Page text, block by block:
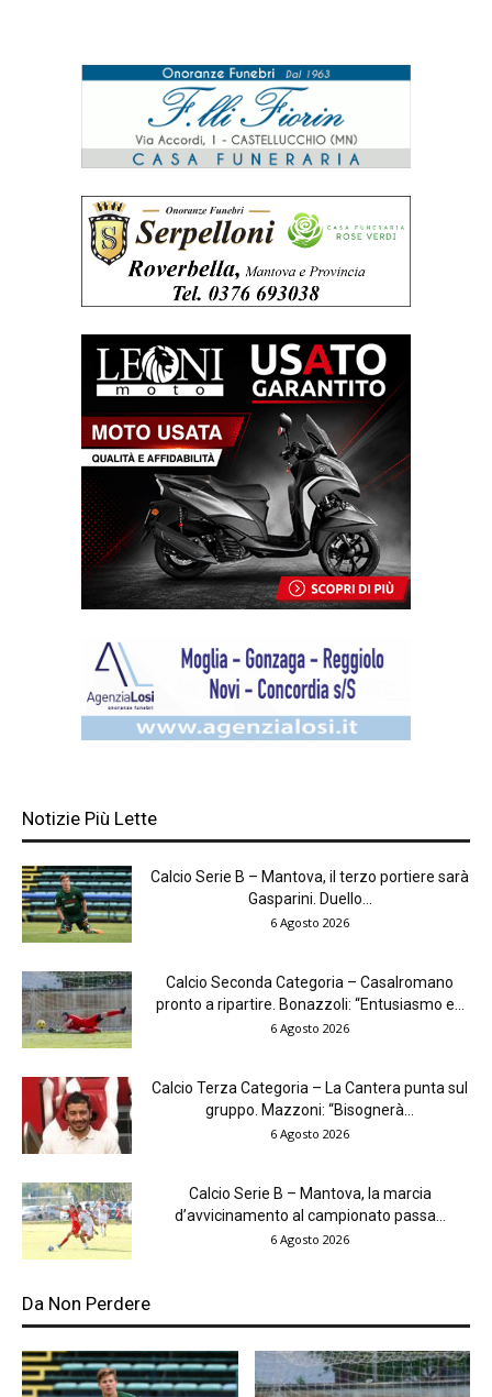
Notizie Più Lette
Calcio Serie B – Mantova, il terzo portiere sarà
Gasparini. Duello...
6 Agosto 2026
Calcio Seconda Categoria – Casalromano
pronto a ripartire. Bonazzoli: “Entusiasmo e...
6 Agosto 2026
Calcio Terza Categoria – La Cantera punta sul
gruppo. Mazzoni: “Bisognerà...
6 Agosto 2026
Calcio Serie B – Mantova, la marcia
d’avvicinamento al campionato passa...
6 Agosto 2026
Da Non Perdere